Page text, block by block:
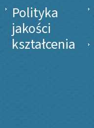
Polityka
jakości
kształcenia